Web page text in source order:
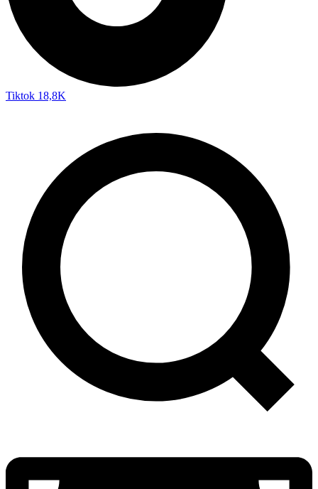
Tiktok 18,8K